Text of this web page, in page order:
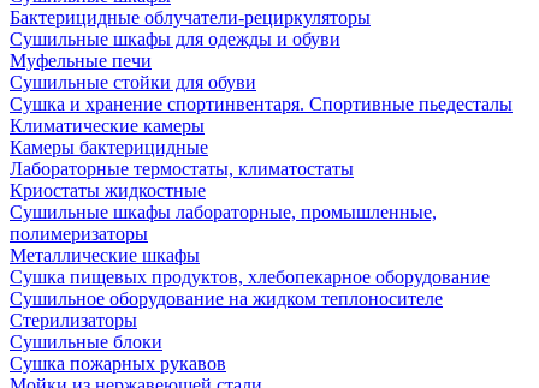
Бактерицидные облучатели-рециркуляторы
Сушильные шкафы для одежды и обуви
Муфельные печи
Сушильные стойки для обуви
Сушка и хранение спортинвентаря. Спортивные пьедесталы
Климатические камеры
Камеры бактерицидные
Лабораторные термостаты, климатостаты
Криостаты жидкостные
Сушильные шкафы лабораторные, промышленные,
полимеризаторы
Металлические шкафы
Сушка пищевых продуктов, хлебопекарное оборудование
Сушильное оборудование на жидком теплоносителе
Стерилизаторы
Сушильные блоки
Сушка пожарных рукавов